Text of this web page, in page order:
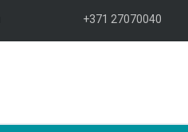
+371 27070040